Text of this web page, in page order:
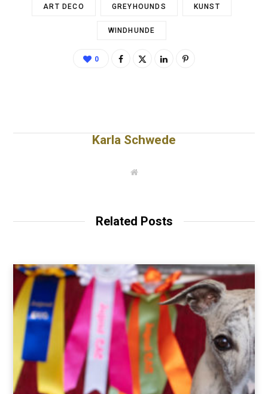
ART DECO GREYHOUNDS KUNST
WINDHUNDE
0
Karla Schwede
W
Related Posts